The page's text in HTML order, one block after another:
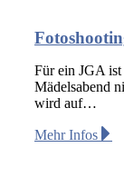
Für ein JGA
Mädelsabend
wird auf…
Mehr Infos